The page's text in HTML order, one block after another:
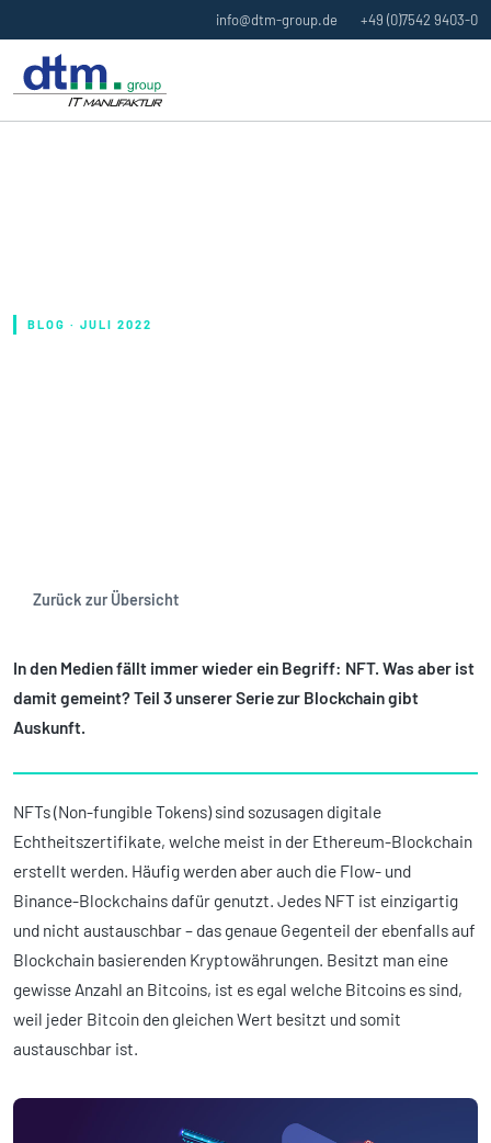
info@dtm-group.de +49 (0)7542 9403-0
BLOG · JULI 2022
Zurück zur Übersicht
In den Medien fällt immer wieder ein Begriff: NFT. Was aber ist
damit gemeint? Teil 3 unserer Serie zur Blockchain gibt
Auskunft.
NFTs (Non-fungible Tokens) sind sozusagen digitale
Echtheitszertifikate, welche meist in der Ethereum-Blockchain
erstellt werden. Häufig werden aber auch die Flow- und
Binance-Blockchains dafür genutzt. Jedes NFT ist einzigartig
und nicht austauschbar – das genaue Gegenteil der ebenfalls auf
Blockchain basierenden Kryptowährungen. Besitzt man eine
gewisse Anzahl an Bitcoins, ist es egal welche Bitcoins es sind,
weil jeder Bitcoin den gleichen Wert besitzt und somit
austauschbar ist.